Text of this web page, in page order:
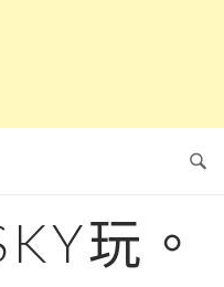
玩。